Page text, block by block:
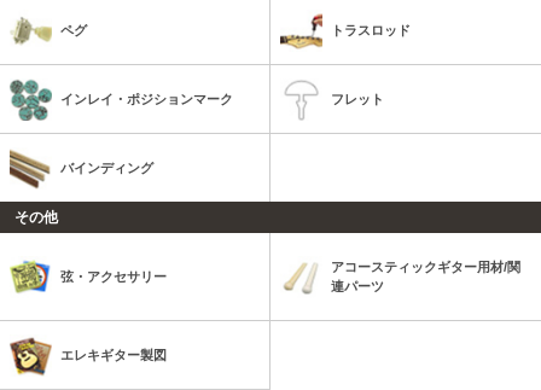
ペグ トラスロッド
インレイ・ポジションマーク フレット
バインディング
その他
弦・アクセサリー
アコースティックギター用材/関
連パーツ
エレキギター製図